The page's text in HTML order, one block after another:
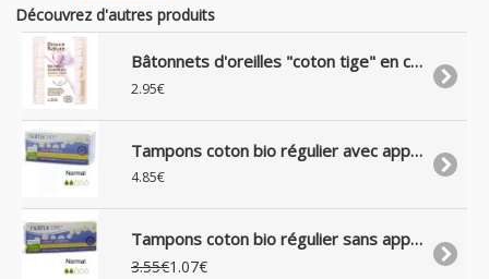
Découvrez d'autres produits
Bâtonnets d'oreilles "coton tige" en coton bio, boite de 200
2.95€
Tampons coton bio régulier avec applicateur, boite de 16
4.85€
Tampons coton bio régulier sans applicateur, boite de 20
3.55€1.07€